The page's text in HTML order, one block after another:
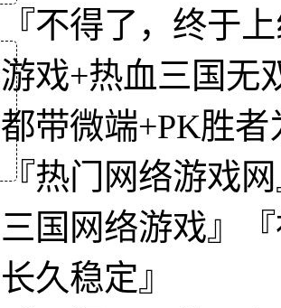
『不得了，终于
游戏+热血三国无
都带微端+PK胜
『热门网络游戏
三国网络游戏』
长久稳定』